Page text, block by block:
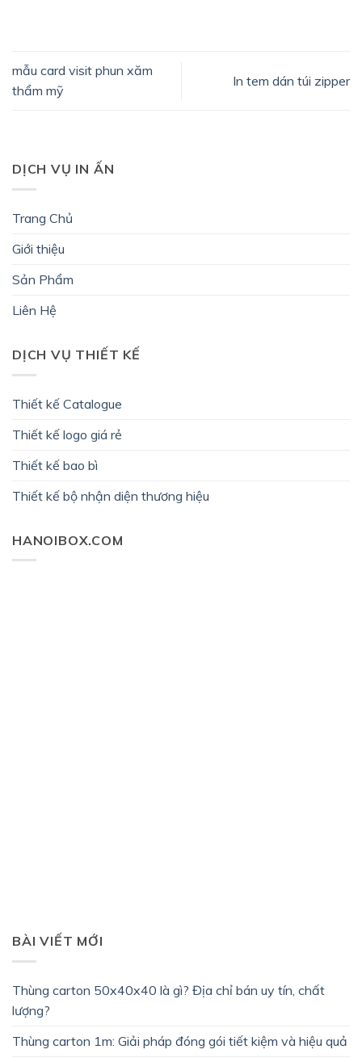
mẫu card visit phun xăm
thẩm mỹ
In tem dán túi zipper
DỊCH VỤ IN ẤN
Trang Chủ
Giới thiệu
Sản Phẩm
Liên Hệ
DỊCH VỤ THIẾT KẾ
Thiết kế Catalogue
Thiết kế logo giá rẻ
Thiết kế bao bì
Thiết kế bộ nhận diện thương hiệu
HANOIBOX.COM
BÀI VIẾT MỚI
Thùng carton 50x40x40 là gì? Địa chỉ bán uy tín, chất
lượng?
Thùng carton 1m: Giải pháp đóng gói tiết kiệm và hiệu quả